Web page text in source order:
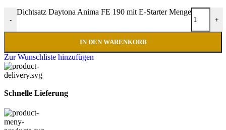
-
Dichtsatz Daytona Anima FE 190 mit E-Starter Menge
+
IN DEN WARENKORB
Zur Wunschliste hinzufügen
Schnelle Lieferung